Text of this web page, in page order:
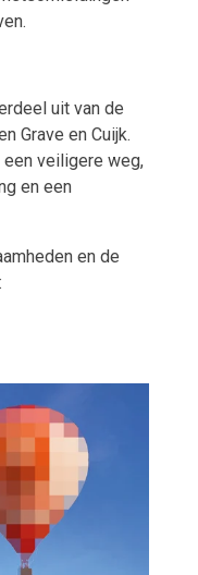
uit van de
Grave en Cuijk.
veiligere weg,
en een
en de